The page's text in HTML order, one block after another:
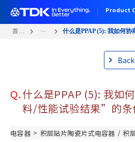
Product
首页 ... 什么是PPAP (5): 我如何协
Q.什么是PPAP (5): 我如
料/性能试验结果”的条
电容器 > 积层贴片陶瓷片式电容器 / 积